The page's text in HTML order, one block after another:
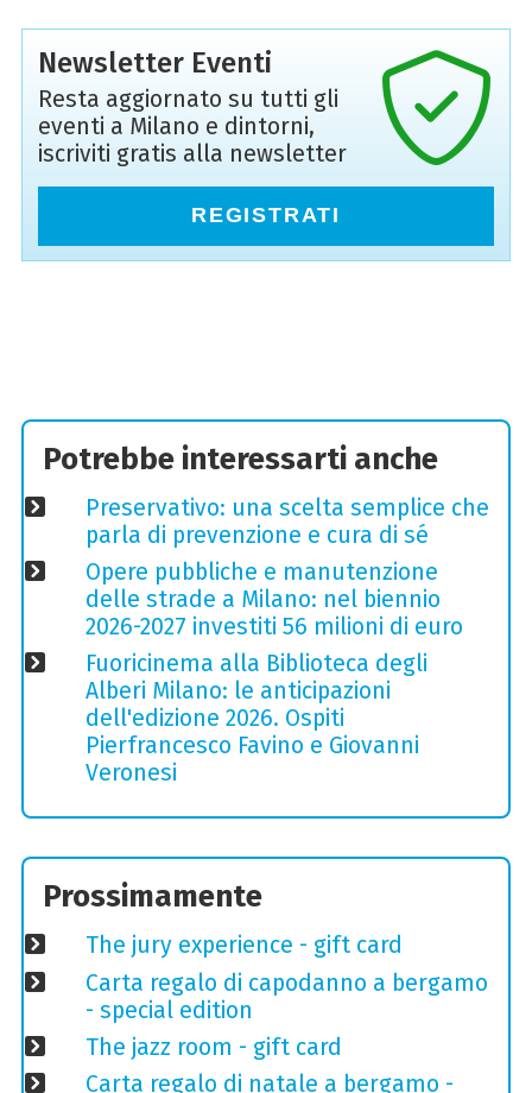
Newsletter Eventi
Resta aggiornato su tutti gli
eventi a Milano e dintorni,
iscriviti gratis alla newsletter
REGISTRATI
Potrebbe interessarti anche
Preservativo: una scelta semplice che
parla di prevenzione e cura di sé
Opere pubbliche e manutenzione
delle strade a Milano: nel biennio
2026-2027 investiti 56 milioni di euro
Fuoricinema alla Biblioteca degli
Alberi Milano: le anticipazioni
dell'edizione 2026. Ospiti
Pierfrancesco Favino e Giovanni
Veronesi
Prossimamente
The jury experience - gift card
Carta regalo di capodanno a bergamo
- special edition
The jazz room - gift card
Carta regalo di natale a bergamo -